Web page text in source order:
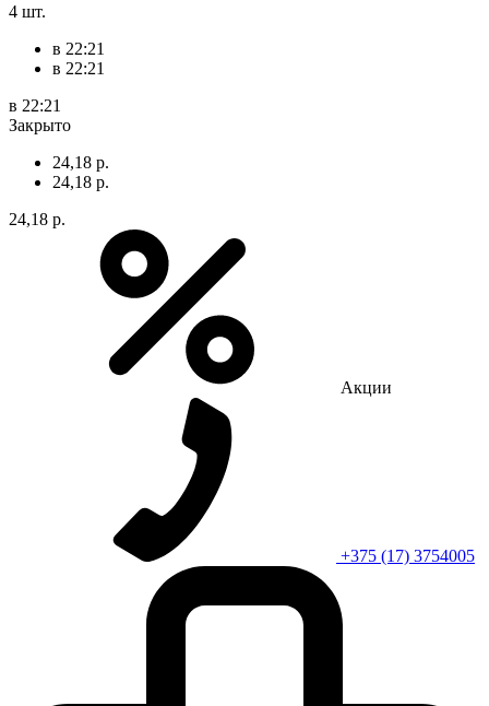
4 шт.
в 22:21
в 22:21
в 22:21
Закрыто
24,18 р.
24,18 р.
24,18 р.
Акции
+375 (17) 3754005